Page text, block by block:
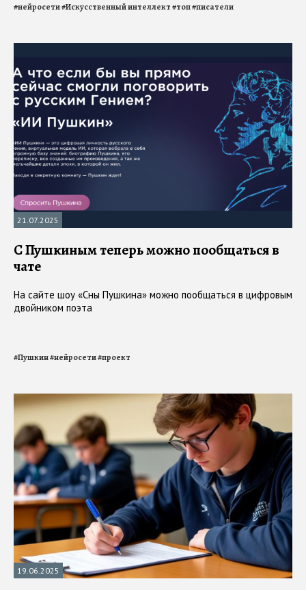
#нейросети#Искусственный интеллект#топ#писатели
21.07.2025
С Пушкиным теперь можно пообщаться в
чате
На сайте шоу «Сны Пушкина» можно пообщаться в цифровым
двойником поэта
#Пушкин#нейросети#проект
19.06.2025